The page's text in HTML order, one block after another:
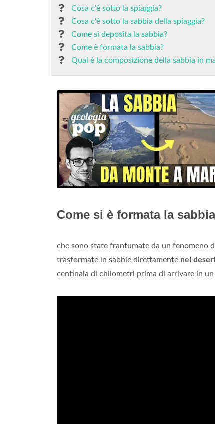
Cosa c'è sotto la spiaggia?
Cosa c'è sotto la sabbia della spiaggia?
Come si deposita la sabbia?
Come è formata la sabbia?
Qual è la composizione della sabbia in
Come si è formata la
che sono state frantumate da un fenomeno
trasformate in sabbie direttamente nel
centinaia di chilometri prima di arrivare in un